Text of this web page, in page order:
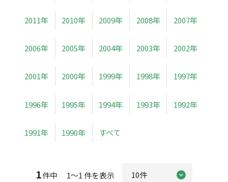
2011年 2010年 2009年 2008年 2007年
2006年 2005年 2004年 2003年 2002年
2001年 2000年 1999年 1998年 1997年
1996年 1995年 1994年 1993年 1992年
1991年 1990年 すべて
1件中 1～1 件を表示